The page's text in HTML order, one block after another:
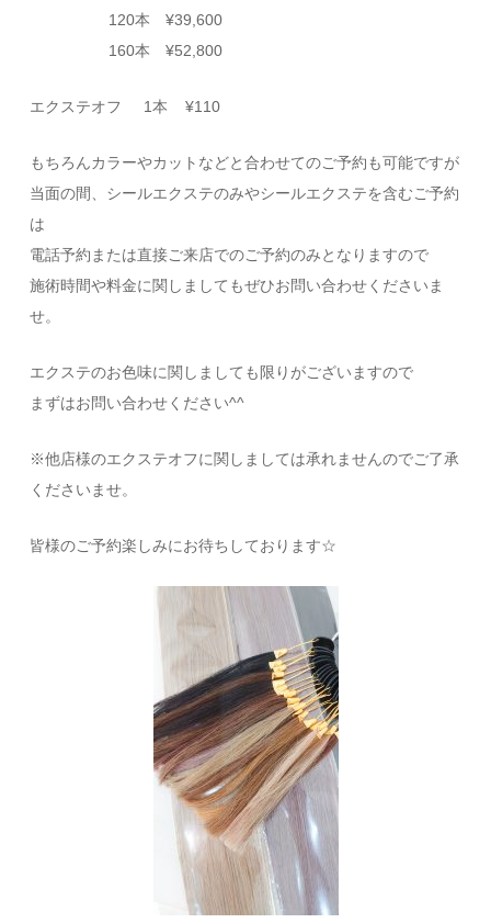
120本 ¥39,600
160本 ¥52,800
エクステオフ 1本 ¥110
もちろんカラーやカットなどと合わせてのご予約も可能ですが
当面の間、シールエクステのみやシールエクステを含むご予約
は
電話予約または直接ご来店でのご予約のみとなりますので
施術時間や料金に関しましてもぜひお問い合わせくださいま
せ。
エクステのお色味に関しましても限りがございますので
まずはお問い合わせください^^
※他店様のエクステオフに関しましては承れませんのでご了承
くださいませ。
皆様のご予約楽しみにお待ちしております☆